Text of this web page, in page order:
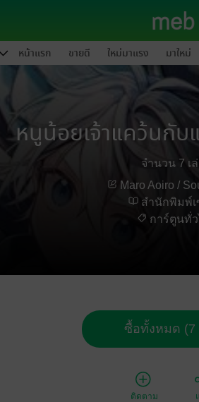
หน้าแรก ขายดี ใหม่มาแรง มาใหม่
หนูน้อยเจ้าแคว้นกั
จำนวน 7 เ
Maro Aoiro /
สำนักพิมพ์
การ์ตูนทั่ว
ซื้อทั้งหมด (7
ติดตาม